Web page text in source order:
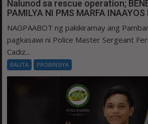
Nalunod sa rescue operation;
PAMILYA NI PMS MARFA INAAYOS
NAGPAABOT ng pakikiramay ang
pagkasawi ni Police Master Sergeant
Cadiz...
BALITA PROBINSIYA